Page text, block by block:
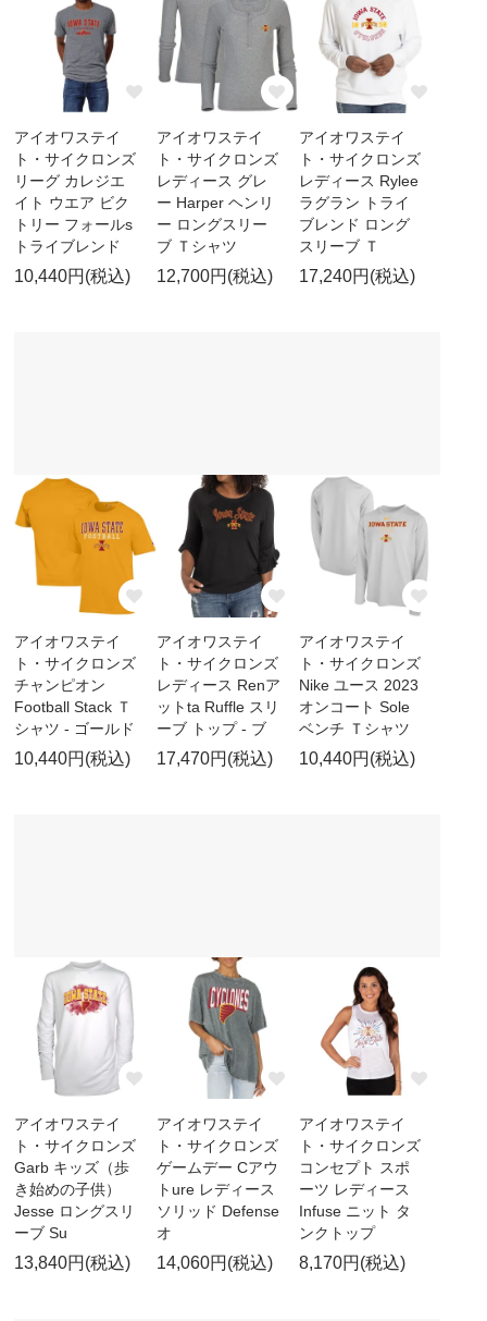
アイオワステイ
ト・サイクロンズ
リーグ カレジエ
イト ウエア ビク
トリー フォールs
トライブレンド
10,440円(税込)
アイオワステイ
ト・サイクロンズ
レディース グレ
ー Harper ヘンリ
ー ロングスリー
ブ Ｔシャツ
12,700円(税込)
アイオワステイ
ト・サイクロンズ
レディース Rylee
ラグラン トライ
ブレンド ロング
スリーブ Ｔ
17,240円(税込)
アイオワステイ
ト・サイクロンズ
チャンピオン
Football Stack Ｔ
シャツ - ゴールド
10,440円(税込)
アイオワステイ
ト・サイクロンズ
レディース Renア
ットta Ruffle スリ
ーブ トップ - ブ
17,470円(税込)
アイオワステイ
ト・サイクロンズ
Nike ユース 2023
オンコート Sole
ベンチ Ｔシャツ
10,440円(税込)
アイオワステイ
ト・サイクロンズ
Garb キッズ（歩
き始めの子供）
Jesse ロングスリ
ーブ Su
13,840円(税込)
アイオワステイ
ト・サイクロンズ
ゲームデー Cアウ
トure レディース
ソリッド Defense
オ
14,060円(税込)
アイオワステイ
ト・サイクロンズ
コンセプト スポ
ーツ レディース
Infuse ニット タ
ンクトップ
8,170円(税込)